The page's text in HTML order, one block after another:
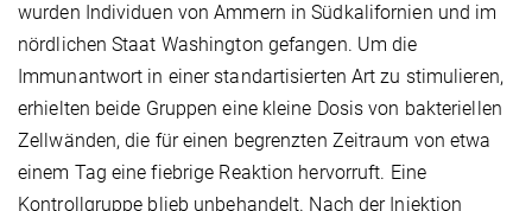
wurden Individuen von Ammern in Südkalifornien und im
nördlichen Staat Washington gefangen. Um die
Immunantwort in einer standartisierten Art zu stimulieren,
erhielten beide Gruppen eine kleine Dosis von bakteriellen
Zellwänden, die für einen begrenzten Zeitraum von etwa
einem Tag eine fiebrige Reaktion hervorruft. Eine
Kontrollgruppe blieb unbehandelt. Nach der Injektion